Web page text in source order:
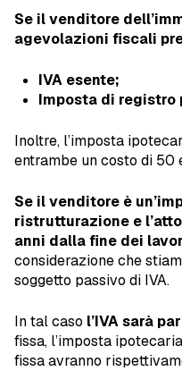
Se il venditore
agevolazioni fiscali
IVA esente;
Imposta di registro
Inoltre, l’imposta
entrambe un costo di 50
Se il venditore è
ristrutturazione e
anni dalla fine dei
considerazione che
soggetto passivo di IVA.
In tal caso l’IVA sarà
fissa, l’imposta
fissa avranno